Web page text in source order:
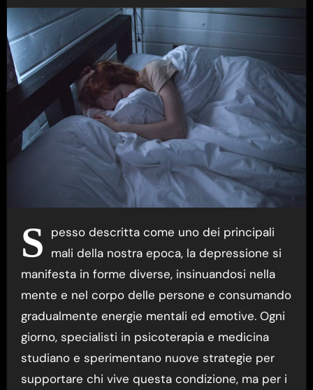
S pesso descritta come uno dei principali
mali della nostra epoca, la depressione si
manifesta in forme diverse, insinuandosi nella
mente e nel corpo delle persone e consumando
gradualmente energie mentali ed emotive. Ogni
giorno, specialisti in psicoterapia e medicina
studiano e sperimentano nuove strategie per
supportare chi vive questa condizione, ma per i